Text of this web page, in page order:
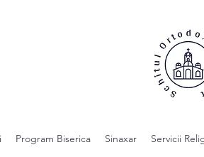
Program Biserica Sinaxar Servicii